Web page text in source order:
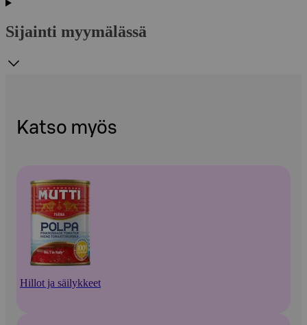
Sijainti myymälässä
Katso myös
Hillot ja säilykkeet